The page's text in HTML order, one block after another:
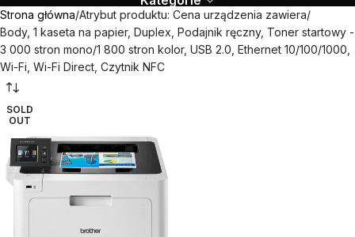
Strona główna Atrybut produktu: Cena urządzenia zawiera
Body, 1 kaseta na papier, Duplex, Podajnik ręczny, Toner startowy -
3 000 stron mono/1 800 stron kolor, USB 2.0, Ethernet 10/100/1000,
Wi-Fi, Wi-Fi Direct, Czytnik NFC
SOLD
OUT